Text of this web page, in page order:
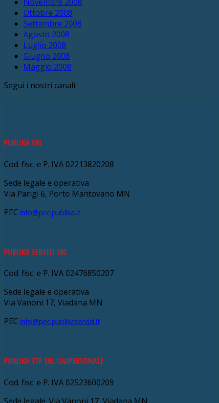
Ottobre 2008
Settembre 2008
Agosto 2008
Luglio 2008
Giugno 2008
Maggio 2008
Segui i nostri canali:
PUBLIKA SRL
Cod. fisc. e P. IVA 02213820208
Sede legale e operativa
Via Parigi 6, Porto Mantovano MN
PEC info@pec.publika.it
PUBLIKA SERVIZI SRL
Cod. fisc. e P. IVA 02476850207
Sede legale e operativa
Via Vanoni 17, Viadana MN
PEC info@pec.publikaservizi.it
PUBLIKA STP SRL UNIPERSONALE
Cod. fisc. e P. IVA 02523600209
Sede legale: Via Vanoni 17, Viadana MN